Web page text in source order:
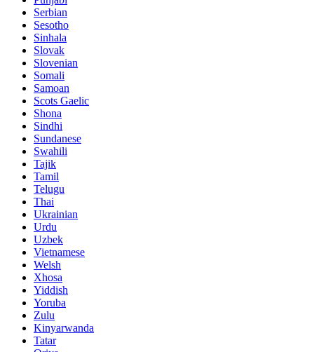
Serbian
Sesotho
Sinhala
Slovak
Slovenian
Somali
Samoan
Scots Gaelic
Shona
Sindhi
Sundanese
Swahili
Tajik
Tamil
Telugu
Thai
Ukrainian
Urdu
Uzbek
Vietnamese
Welsh
Xhosa
Yiddish
Yoruba
Zulu
Kinyarwanda
Tatar